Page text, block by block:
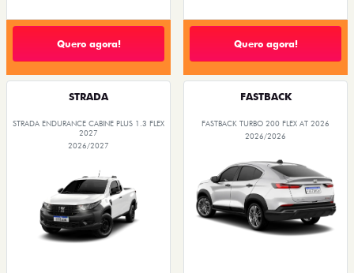
Quero agora! Quero agora!
STRADA
STRADA ENDURANCE CABINE PLUS 1.3 FLEX
2027
2026/2027
FASTBACK
FASTBACK TURBO 200 FLEX AT 2026
2026/2026